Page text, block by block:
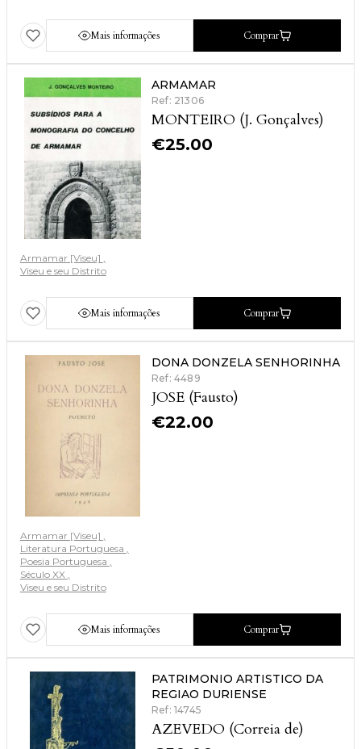
Mais informações Comprar
ARMAMAR
Ref: 21306
MONTEIRO (J. Gonçalves)
€25.00
Armamar [Viseu]
Viseu e seu Distrito
Mais informações Comprar
DONA DONZELA SENHORINHA
Ref: 4489
JOSE (Fausto)
€22.00
Armamar [Viseu]
Literatura Portuguesa
Poesia Portuguesa
Século XX
Viseu e seu Distrito
Mais informações Comprar
PATRIMONIO ARTISTICO DA
REGIAO DURIENSE
Ref: 14745
AZEVEDO (Correia de)